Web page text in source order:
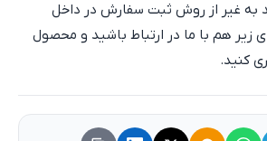
به غیر از روش ثبت سفارش در داخل
زیر هم با ما در ارتباط باشید و محصول
کنید.